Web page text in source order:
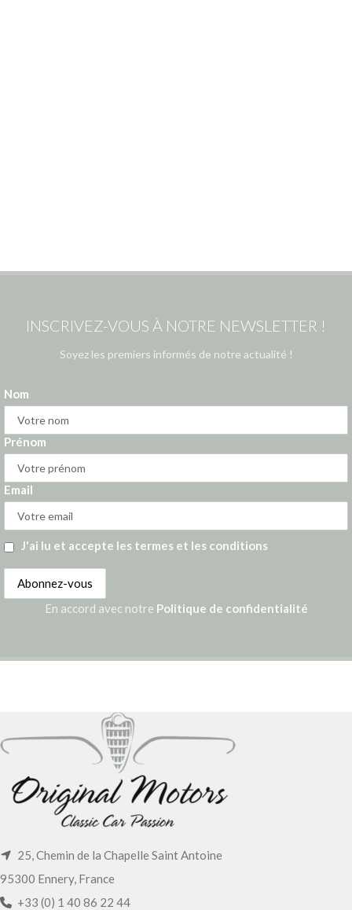
INSCRIVEZ-VOUS À NOTRE NEWSLETTER !
Soyez les premiers informés de notre actualité !
Nom
Prénom
Email
J'ai lu et accepte les termes et les conditions
En accord avec notre Politique de confidentialité
25, Chemin de la Chapelle Saint Antoine
95300 Ennery, France
+33 (0) 1 40 86 22 44